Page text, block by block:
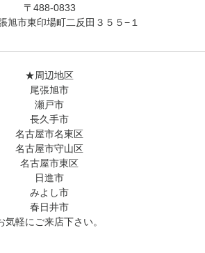
〒488-0833
旭市東印場町二反田３５５−１
★周辺地区
尾張旭市
瀬戸市
長久手市
名古屋市名東区
名古屋市守山区
名古屋市東区
日進市
みよし市
春日井市
気軽にご来店下さい。